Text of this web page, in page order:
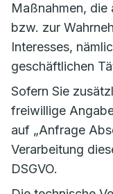
Maßnahmen, die
bzw. zur
Interesses,
geschäftlichen
Sofern Sie
freiwillige
auf „Anfrage
Verarbeitung
DSGVO.